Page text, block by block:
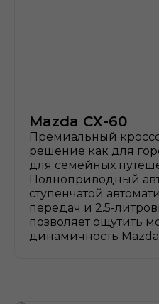
Mazda CX-60
Премиальный
решение как для
для семейных
Полноприводный
ступенчатой
передач и 2.5-
позволяет ощутить
динамичность